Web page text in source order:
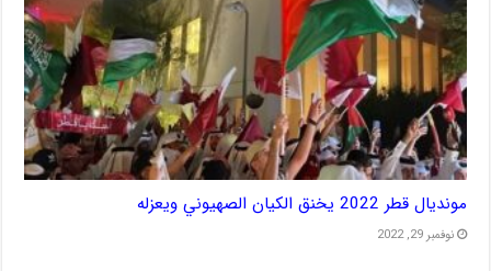
مونديال قطر 2022 يخنق الكيان الصهيوني ويعزله
نوفمبر 29, 2022